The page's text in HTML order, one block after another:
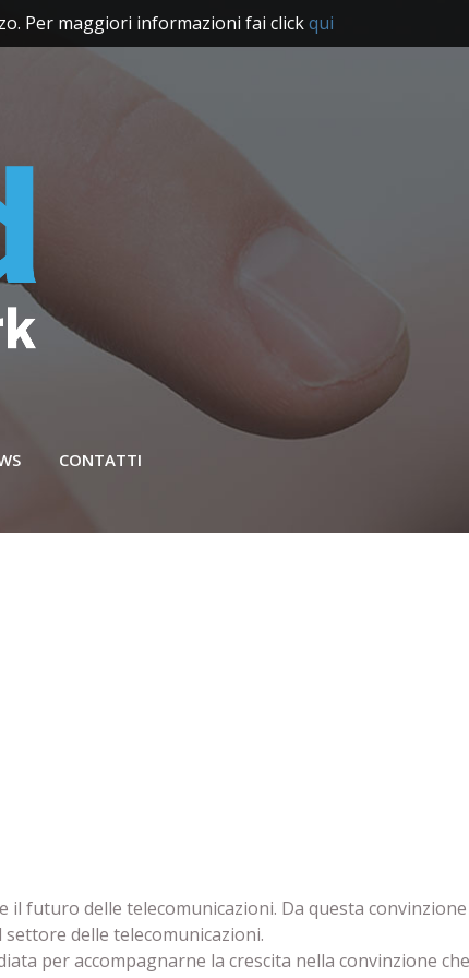
CONTATTI
futuro delle telecomunicazioni. Da questa
delle telecomunicazioni.
per accompagnarne la crescita nella convinzione
Per maggiori informazioni fai clickqui